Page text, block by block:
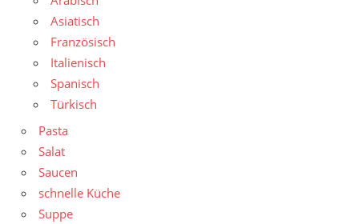
Asiatisch
Französisch
Italienisch
Spanisch
Türkisch
Pasta
Salat
Saucen
schnelle Küche
Suppe